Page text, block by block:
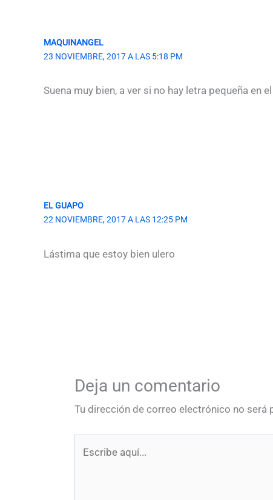
MAQUINANGEL
23 NOVIEMBRE, 2017 A LAS 5:18 PM
Suena muy bien, a ver si no hay letra pequeña en
EL GUAPO
22 NOVIEMBRE, 2017 A LAS 12:25 PM
Lástima que estoy bien ulero
Deja un comentario
Tu dirección de correo electrónico no será